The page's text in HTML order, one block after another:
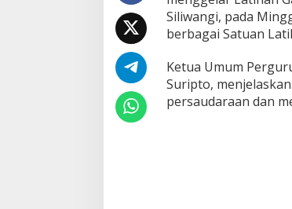
Siliwangi, pada
berbagai Satuan
Ketua Umum
Suripto,
persaudaraan dan